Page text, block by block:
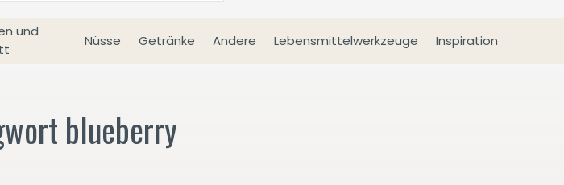
und
Nüsse Getränke Andere Lebensmittelwerkzeuge Inspiration
blueberry